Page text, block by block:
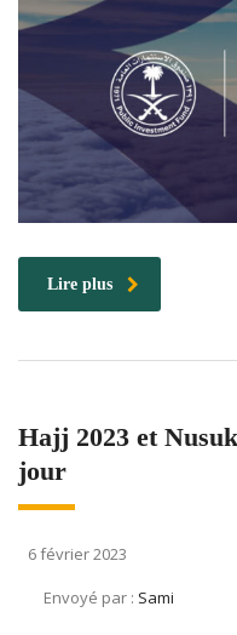
Lire plus
Hajj 2023 et
jour
6 février 2023
Envoyé par : Sami